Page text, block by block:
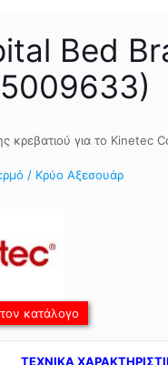
Bed
κρεβατιού για το Kinetec
/ Κρύο Αξεσουάρ
κατάλογο
TEXNIKA